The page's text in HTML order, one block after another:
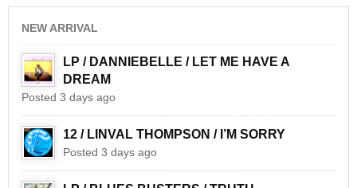
NEW ARRIVAL
LP / DANNIEBELLE / LET ME HAVE A
DREAM
Posted 3 days ago
12 / LINVAL THOMPSON / I’M SORRY
Posted 3 days ago